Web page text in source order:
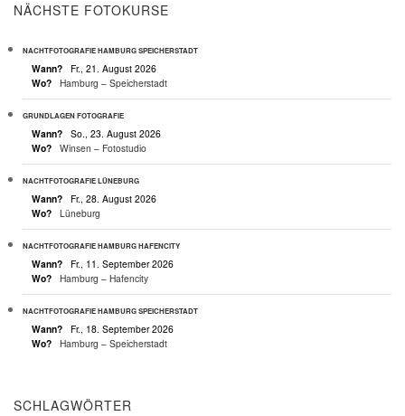
NÄCHSTE FOTOKURSE
NACHTFOTOGRAFIE HAMBURG SPEICHERSTADT
Wann?
Fr., 21. August 2026
Wo?
Hamburg – Speicherstadt
GRUNDLAGEN FOTOGRAFIE
Wann?
So., 23. August 2026
Wo?
Winsen – Fotostudio
NACHTFOTOGRAFIE LÜNEBURG
Wann?
Fr., 28. August 2026
Wo?
Lüneburg
NACHTFOTOGRAFIE HAMBURG HAFENCITY
Wann?
Fr., 11. September 2026
Wo?
Hamburg – Hafencity
NACHTFOTOGRAFIE HAMBURG SPEICHERSTADT
Wann?
Fr., 18. September 2026
Wo?
Hamburg – Speicherstadt
SCHLAGWÖRTER